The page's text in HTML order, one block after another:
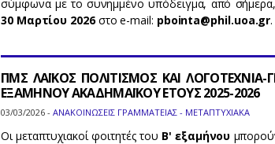
σύμφωνα με το συνημμένο υπόδειγμα, από
30 Μαρτίου 2026στο e-mail: pbointa@phil.uoa.gr
ΠΜΣ ΛΑΪΚΟΣ ΠΟΛΙΤΙΣΜΟΣ ΚΑΙ ΛΟΓΟΤΕΧΝΙΑ-
ΕΞΑΜΗΝΟΥ ΑΚΑΔΗΜΑΪΚΟΥ ΕΤΟΥΣ 2025-2026
03/03/2026 - ΑΝΑΚΟΙΝΩΣΕΙΣ ΓΡΑΜΜΑΤΕΙΑΣ - ΜΕΤΑΠΤΥΧΙΑΚΑ
Οι μεταπτυχιακοί φοιτητές του Β' εξαμήνου